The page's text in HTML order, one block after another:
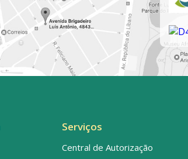
Serviços
Central de Autorização